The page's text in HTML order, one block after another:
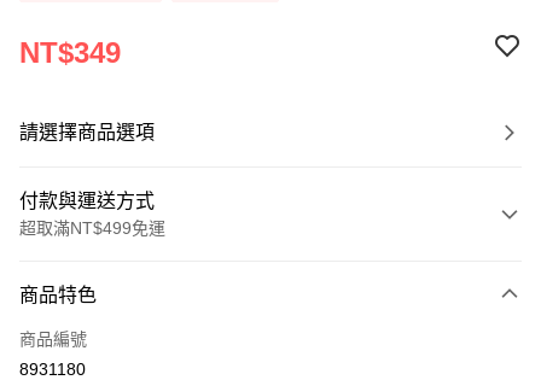
NT$349
請選擇商品選項
付款與運送方式
超取滿NT$499免運
信用卡一次付款
超商取貨付款
商品特色
商品編號
8931180